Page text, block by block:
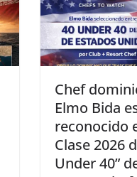
Chef
Elmo Bida
reconocido
Clase 2026
Under 40”